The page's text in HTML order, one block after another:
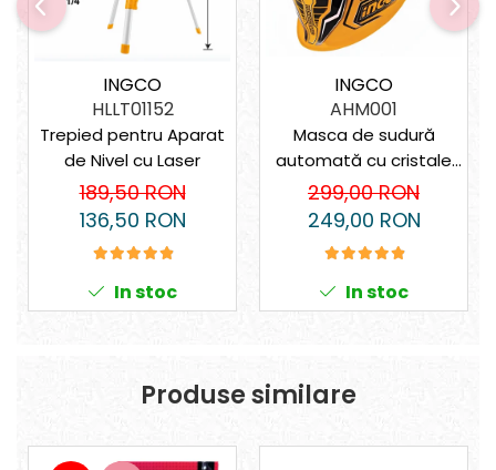
Unelte pentru grădină
Ventilatoare
INGCO
HLLT01152
Trepied pentru Aparat
de Nivel cu Laser
189,50 RON
136,50 RON
In stoc
INGCO
AHM001
Masca de sudură
automată cu cristale
lichide – 4 senzori, vizor
XL, protecție DIN 16
299,00 RON
249,00 RON
In stoc
Produse similare